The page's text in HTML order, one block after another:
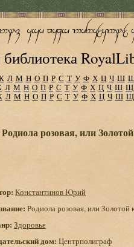
Л М Н О П Р С Т У Ф Х Ц Ч Ш
Л М Н О П Р С Т У Ф Х Ц Ч Ш Щ
Л М Н О П Р С Т У Ф Х Ц Ч Ш Щ
розовая, или
Константинов Юрий
Родиола розовая, или
Здоровье
дом: Центрполиграф